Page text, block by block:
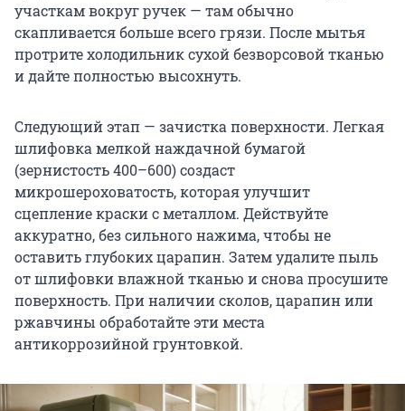
участкам вокруг ручек — там обычно
скапливается больше всего грязи. После мытья
протрите холодильник сухой безворсовой тканью
и дайте полностью высохнуть.
Следующий этап — зачистка поверхности. Легкая
шлифовка мелкой наждачной бумагой
(зернистость 400–600) создаст
микрошероховатость, которая улучшит
сцепление краски с металлом. Действуйте
аккуратно, без сильного нажима, чтобы не
оставить глубоких царапин. Затем удалите пыль
от шлифовки влажной тканью и снова просушите
поверхность. При наличии сколов, царапин или
ржавчины обработайте эти места
антикоррозийной грунтовкой.